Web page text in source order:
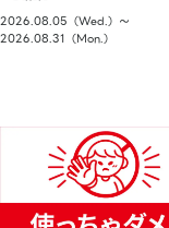
2026.08.05（Wed.）〜
2026.08.31（Mon.）